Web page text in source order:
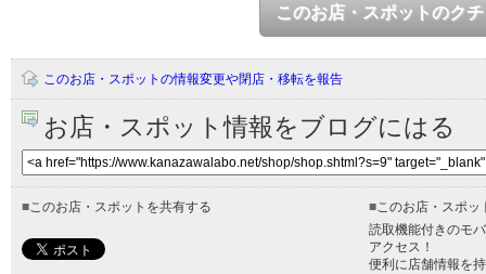
このお店・スポットのク
このお店・スポットの情報変更や閉店・移転を報告
お店・スポット情報をブログにはる
■このお店・スポットを共有する ■このお店・スポッ
読取機能付きのモ
アクセス！
便利に店舗情報を